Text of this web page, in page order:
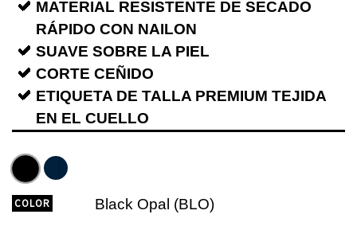
MATERIAL RESISTENTE DE SECADO
RÁPIDO CON NAILON
SUAVE SOBRE LA PIEL
CORTE CEÑIDO
ETIQUETA DE TALLA PREMIUM TEJIDA
EN EL CUELLO
COLOR Black Opal (BLO)